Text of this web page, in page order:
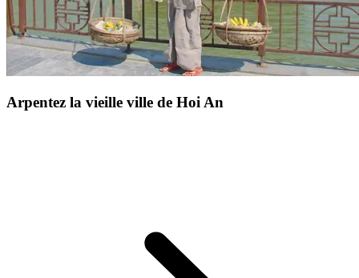
Arpentez la vieille ville de Hoi An